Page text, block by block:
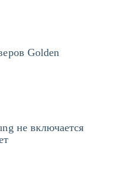
Golden
не включается